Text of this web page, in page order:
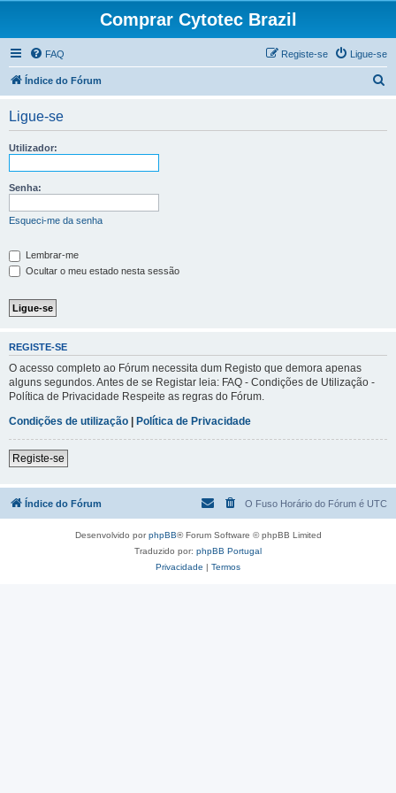
Comprar Cytotec Brazil
FAQ Ligue-se
Registe-se
Índice do Fórum
Ligue-se
Utilizador:
Senha:
Esqueci-me da senha
Lembrar-me
Ocultar o meu estado nesta sessão
REGISTE-SE
O acesso completo ao Fórum necessita dum Registo que demora apenas
alguns segundos. Antes de se Registar leia: FAQ - Condições de Utilização -
Política de Privacidade Respeite as regras do Fórum.
Condições de utilização | Política de Privacidade
Registe-se
Índice do Fórum O Fuso Horário do Fórum é UTC
Desenvolvido porphpBB® Forum Software © phpBB Limited
Traduzido por: phpBB Portugal
Privacidade | Termos